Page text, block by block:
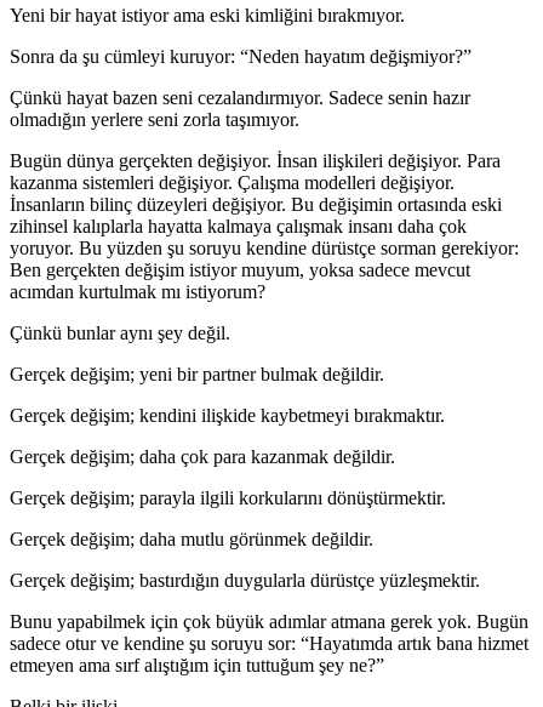
Yeni bir hayat istiyor ama eski kimliğini bırakmıyor.
Sonra da şu cümleyi kuruyor: “Neden hayatım değişmiyor?”
Çünkü hayat bazen seni cezalandırmıyor. Sadece senin hazır
olmadığın yerlere seni zorla taşımıyor.
Bugün dünya gerçekten değişiyor. İnsan ilişkileri değişiyor. Para
kazanma sistemleri değişiyor. Çalışma modelleri değişiyor.
İnsanların bilinç düzeyleri değişiyor. Bu değişimin ortasında eski
zihinsel kalıplarla hayatta kalmaya çalışmak insanı daha çok
yoruyor. Bu yüzden şu soruyu kendine dürüstçe sorman gerekiyor:
Ben gerçekten değişim istiyor muyum, yoksa sadece mevcut
acımdan kurtulmak mı istiyorum?
Çünkü bunlar aynı şey değil.
Gerçek değişim; yeni bir partner bulmak değildir.
Gerçek değişim; kendini ilişkide kaybetmeyi bırakmaktır.
Gerçek değişim; daha çok para kazanmak değildir.
Gerçek değişim; parayla ilgili korkularını dönüştürmektir.
Gerçek değişim; daha mutlu görünmek değildir.
Gerçek değişim; bastırdığın duygularla dürüstçe yüzleşmektir.
Bunu yapabilmek için çok büyük adımlar atmana gerek yok. Bugün
sadece otur ve kendine şu soruyu sor: “Hayatımda artık bana hizmet
etmeyen ama sırf alıştığım için tuttuğum şey ne?”